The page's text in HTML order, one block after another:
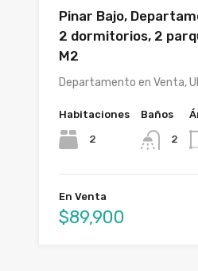
Pinar Bajo,
2 dormitorios, 2
M2
Departamento en Venta,
Habitaciones
2
Baños
2
En Venta
$89,900